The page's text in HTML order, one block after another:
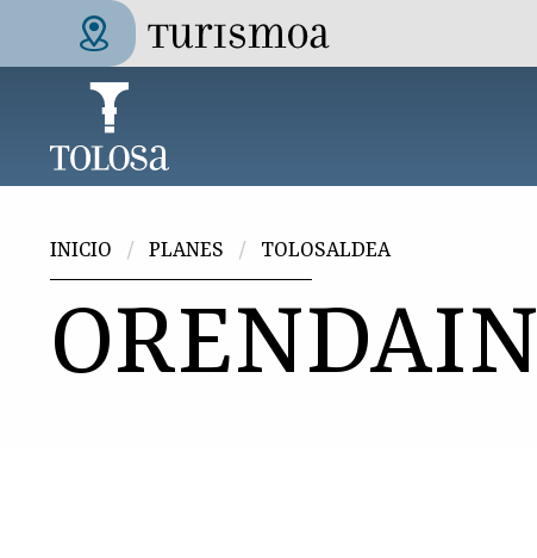
Pasar al contenido principal
Tolosa Turismoa
INICIO PLANES TOLOSALDEA
ORENDAIN